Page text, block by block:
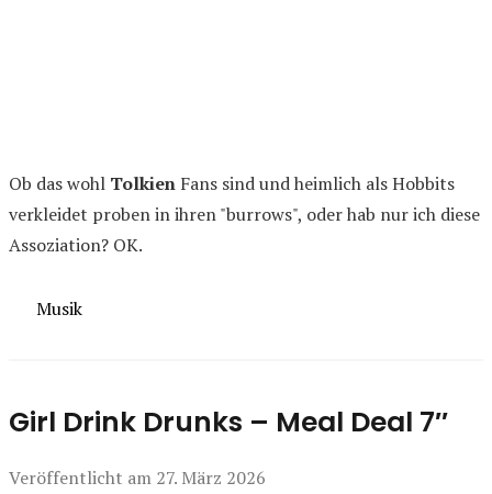
Ob das wohl Tolkien Fans sind und heimlich als Hobbits
verkleidet proben in ihren "burrows", oder hab nur ich diese
Assoziation? OK.
Kategorien
Musik
Girl Drink Drunks – Meal Deal 7″
Veröffentlicht am 27. März 2026